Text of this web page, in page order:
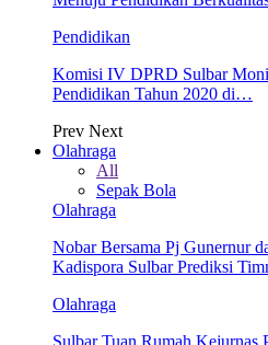
Pendidikan
Komisi IV DPRD Sulbar
Pendidikan Tahun 2020 di…
Prev Next
Olahraga
All
Sepak Bola
Olahraga
Nobar Bersama Pj Gunernur
Kadispora Sulbar Prediksi
Olahraga
Sulbar Tuan Rumah Kejurnas